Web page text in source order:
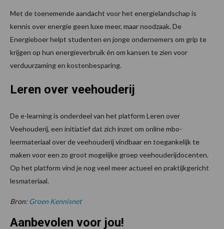
Met de toenemende aandacht voor het energielandschap is
kennis over energie geen luxe meer, maar noodzaak. De
Energieboer helpt studenten en jonge ondernemers om grip te
krijgen op hun energieverbruik én om kansen te zien voor
verduurzaming en kostenbesparing.
Leren over veehouderij
De e-learning is onderdeel van het platform Leren over
Veehouderij, een initiatief dat zich inzet om online mbo-
leermateriaal over de veehouderij vindbaar en toegankelijk te
maken voor een zo groot mogelijke groep veehouderijdocenten.
Op het platform vind je nog veel meer actueel en praktijkgericht
lesmateriaal.
Bron: Groen Kennisnet
Aanbevolen voor jou!